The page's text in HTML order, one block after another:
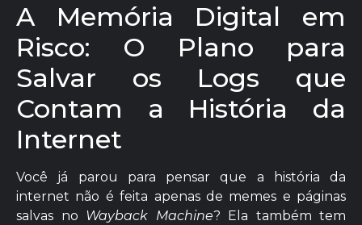
A Memória Digital em
Risco: O Plano para
Salvar os Logs que
Contam a História da
Internet
Você já parou para pensar que a história da
internet não é feita apenas de memes e páginas
salvas no Wayback Machine? Ela também tem